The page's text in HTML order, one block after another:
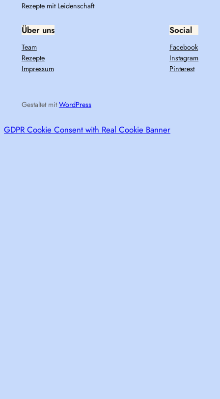
Rezepte mit Leidenschaft
Über uns
Team
Rezepte
Impressum
Social
Facebook
Instagram
Pinterest
Gestaltet mitWordPress
GDPR Cookie Consent with Real Cookie Banner